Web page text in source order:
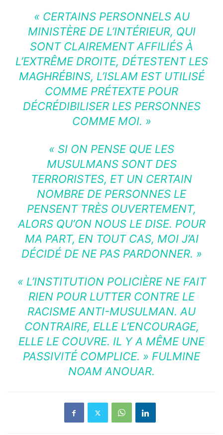
« CERTAINS PERSONNELS AU
MINISTÈRE DE L’INTÉRIEUR, QUI
SONT CLAIREMENT AFFILIÉS À
L’EXTRÊME DROITE, DÉTESTENT LES
MAGHRÉBINS, L’ISLAM EST UTILISÉ
COMME PRÉTEXTE POUR
DÉCRÉDIBILISER LES PERSONNES
COMME MOI. »
« SI ON PENSE QUE LES
MUSULMANS SONT DES
TERRORISTES, ET UN CERTAIN
NOMBRE DE PERSONNES LE
PENSENT TRÈS OUVERTEMENT,
ALORS QU’ON NOUS LE DISE. POUR
MA PART, EN TOUT CAS, MOI J’AI
DÉCIDÉ DE NE PAS PARDONNER. »
« L’INSTITUTION POLICIÈRE NE FAIT
RIEN POUR LUTTER CONTRE LE
RACISME ANTI-MUSULMAN. AU
CONTRAIRE, ELLE L’ENCOURAGE,
ELLE LE COUVRE. IL Y A MÊME UNE
PASSIVITÉ COMPLICE. » FULMINE
NOAM ANOUAR.